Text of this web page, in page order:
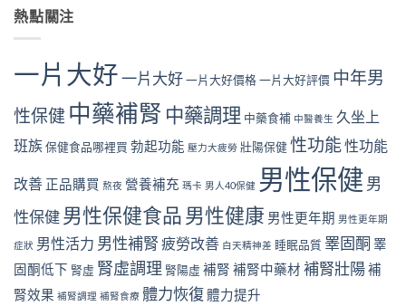
析
「坐
的
勃
危
中
你
與
活
找
回
硬
度〉
中
師
真
案
例
解
析
眠
足
勃
起
功
能
是
嗎？
藥
用
門
真
案
解
尼
丁
與
肚
影
功
能
嗎？
藥
用
市
實
案
例
析
熱點關注
一片大好一片大好一片大好價格一片大好評價 中年男
性保健 中藥補腎 中藥調理 中藥食補 中醫養生 久坐上
班族保健食品哪裡買 勃起功能 壓力大疲勞 壯陽保健性功能性功能
改善 正品購買 熬夜 營養補充 瑪卡 男人40保健 男性保健男
性保健男性保健食品男性健康 男性更年期 男性更年期
症狀 男性活力 男性補腎疲勞改善 白天精神差 睡眠品質 睪固酮 睪
固酮低下 腎虛 腎虛調理 腎陽虛 補腎 補腎中藥材 補腎壯陽補
腎效果 補腎調理 補腎食療 體力恢復體力提升